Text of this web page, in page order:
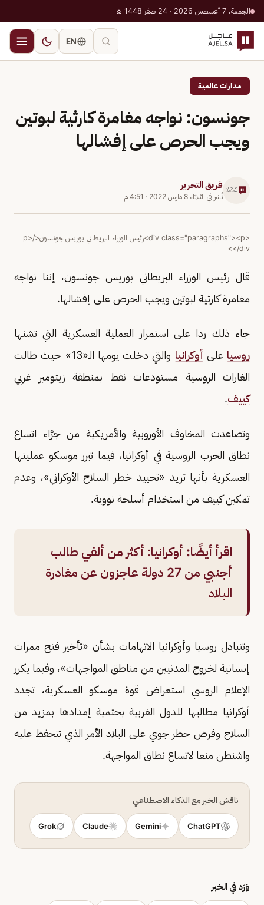
الجمعة، 7 أغسطس 2026 · 24 صفر 1448 هـ
EN
مدارات عالمية
جونسون: نواجه مغامرة كارثية لبوتين
ويجب الحرص على إفشالها
فريق التحرير
نُشر في الثلاثاء 8 مارس 2022 · 4:51 م
<div class="paragraphs"><p>رئيس الوزراء البريطاني بوريس جونسون</p>
</div>
قال رئيس الوزراء البريطاني بوريس جونسون، إننا نواجه
مغامرة كارثية لبوتين ويجب الحرص على إفشالها.
جاء ذلك ردا على استمرار العملية العسكرية التي تشنها
روسيا على أوكرانيا
والتي دخلت يومها الـ«13» حيث طالت
الغارات الروسية مستودعات نفط بمنطقة زيتومير غربي
كييف.
وتصاعدت المخاوف الأوروبية والأمريكية من جرَّاء اتساع
نطاق الحرب الروسية في أوكرانيا، فيما تبرر موسكو عمليتها
العسكرية بأنها تريد «تحييد خطر السلاح الأوكراني»، وعدم
تمكين كييف من استخدام أسلحة نووية.
اقرأ أيضًا: أوكرانيا: أكثر من ألفي طالب
أجنبي من 27 دولة عاجزون عن مغادرة
البلاد
وتتبادل روسيا وأوكرانيا الاتهامات بشأن «تأخير فتح ممرات
إنسانية لخروج المدنيين من مناطق المواجهات»، وفيما يكرر
الإعلام الروسي استعراض قوة موسكو العسكرية، تجدد
أوكرانيا مطالبها للدول الغربية بحتمية إمدادها بمزيد من
السلاح وفرض حظر جوي على البلاد الأمر الذي تتحفظ عليه
واشنطن منعا لاتساع نطاق المواجهة.
ناقش الخبر مع الذكاء الاصطناعي
ChatGPT
Gemini
Claude
Grok
وَرَد في الخبر